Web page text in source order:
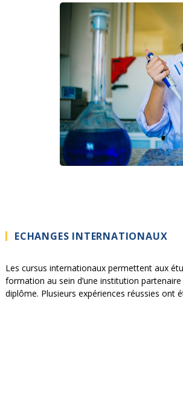
ECHANGES INTERNATIONAUX
Les cursus internationaux permettent aux
formation au sein d’une institution
diplôme. Plusieurs expériences réussies ont